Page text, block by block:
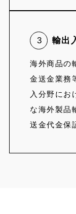
3 輸出
海外商品の
金送金業務
入分野にお
な海外製品
送金代金保